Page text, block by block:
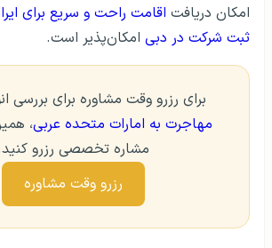
امکان دریافت اقامت راحت و سریع برای
ثبت شرکت در دبی امکان‌پذیر است.
برای رزرو وقت مشاوره برای بررسی
مهاجرت به امارات متحده عربی،
مشاره تخصصی رزرو
رزرو وقت مشاوره